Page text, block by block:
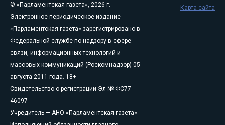
© «Парламентская газета», 2026 г.
Электронное периодическое издание
«Парламентская газета» зарегистрировано в
Федеральной службе по надзору в сфере
связи, информационных технологий и
массовых коммуникаций (Роскомнадзор) 05
августа 2011 года. 18+
Свидетельство о регистрации Эл № ФС77-
46097
Учредитель — АНО «Парламентская газета»
Карта сайта